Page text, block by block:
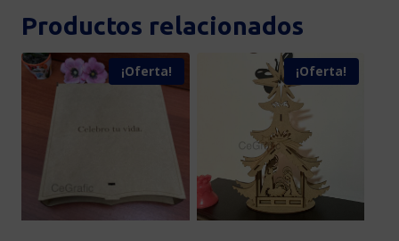
Productos relacionados
¡Oferta! ¡Oferta!